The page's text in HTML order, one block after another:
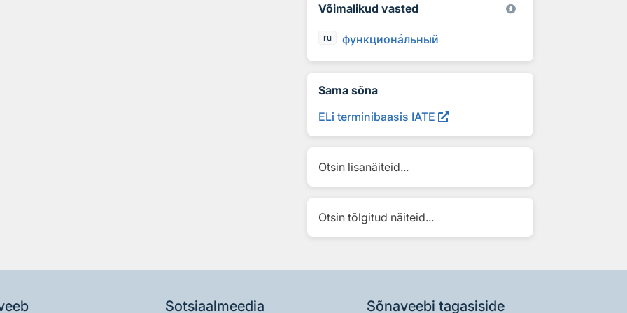
Võimalikud vasted
ru функциональный
Sama sõna
ELi terminibaasis IATE
Otsin lisanäiteid...
Otsin tõlgitud näiteid...
Sotsiaalmeedia Sõnaveebi tagasiside